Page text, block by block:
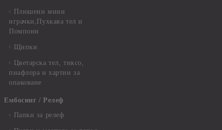
Плюшени мини
играчки,Пухкава тел и
Помпони
Щипки
Цветарска тел, тиксо,
пиафлора и хартии за
опаковане
Ембосинг / Релеф
Папки за релеф